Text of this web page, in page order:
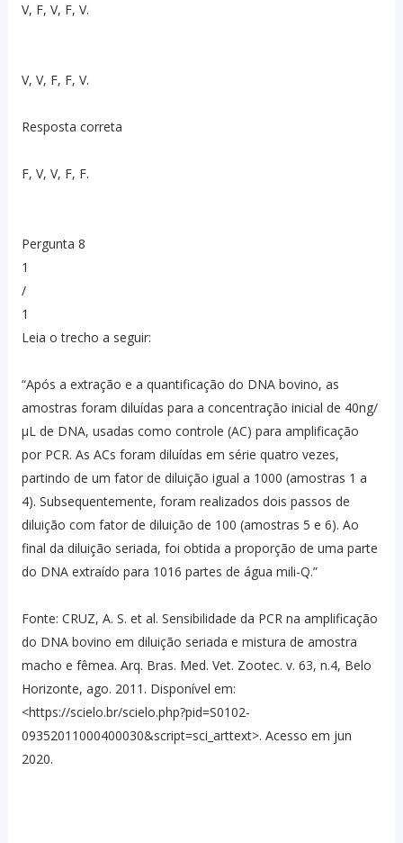
V, F, V, F, V.
V, V, F, F, V.
Resposta correta
F, V, V, F, F.
Pergunta 8
1
/
1
Leia o trecho a seguir:
“Após a extração e a quantificação do DNA bovino, as
amostras foram diluídas para a concentração inicial de 40ng/
µL de DNA, usadas como controle (AC) para amplificação
por PCR. As ACs foram diluídas em série quatro vezes,
partindo de um fator de diluição igual a 1000 (amostras 1 a
4). Subsequentemente, foram realizados dois passos de
diluição com fator de diluição de 100 (amostras 5 e 6). Ao
final da diluição seriada, foi obtida a proporção de uma parte
do DNA extraído para 1016 partes de água mili-Q.”
Fonte: CRUZ, A. S. et al. Sensibilidade da PCR na amplificação
do DNA bovino em diluição seriada e mistura de amostra
macho e fêmea. Arq. Bras. Med. Vet. Zootec. v. 63, n.4, Belo
Horizonte, ago. 2011. Disponível em:
<https://scielo.br/scielo.php?pid=S0102-
09352011000400030&script=sci_arttext>. Acesso em jun
2020.